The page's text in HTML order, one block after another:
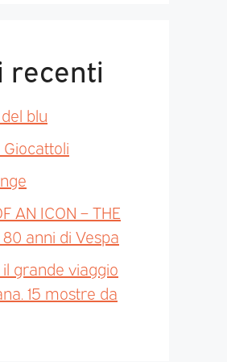
recenti
blu
AN ICON – THE
80 anni di Vespa
grande viaggio
15 mostre da